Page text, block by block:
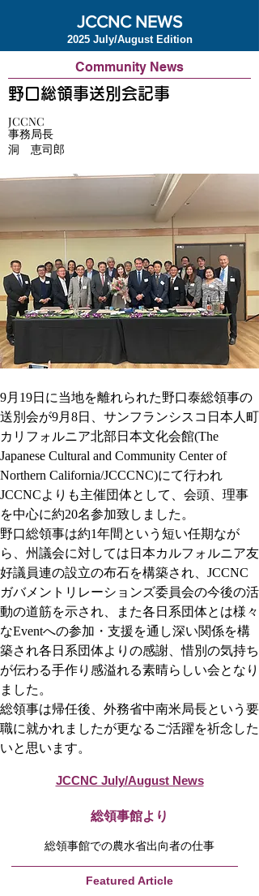
JCCNC NEWS
2025 July/August Edition
Community News
野口総領事送別会記事
JCCNC
事務局長
洞 恵司郎
9月19日に当地を離れられた野口泰総領事の
送別会が9月8日、サンフランシスコ日本人町
カリフォルニア北部日本文化会館(The
Japanese Cultural and Community Center of
Northern California/JCCCNC)にて行われ
JCCNCよりも主催団体として、会頭、理事
を中心に約20名参加致しました。
野口総領事は約1年間という短い任期なが
ら、州議会に対しては日本カルフォルニア友
好議員連の設立の布石を構築され、JCCNC
ガバメントリレーションズ委員会の今後の活
動の道筋を示され、また各日系団体とは様々
なEventへの参加・支援を通し深い関係を構
築され各日系団体よりの感謝、惜別の気持ち
が伝わる手作り感溢れる素晴らしい会となり
ました。
総領事は帰任後、外務省中南米局長という要
職に就かれましたが更なるご活躍を祈念した
いと思います。
JCCNC July/August News
​総領事館より
総領事館での農水省出向者の仕事
Featured Article